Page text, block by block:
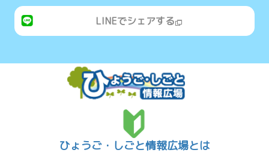
LINEでシェアする
ひょうご・しごと情報広場とは